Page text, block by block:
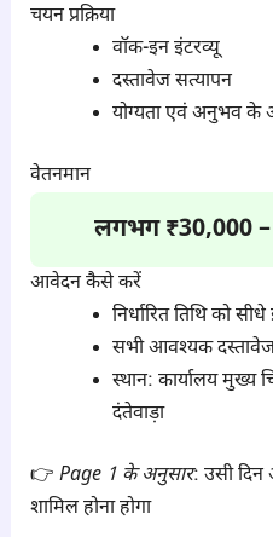
चयन प्रक्रिया
वॉक-इन इंटरव्यू
दस्तावेज सत्यापन
योग्यता एवं अनुभव के
वेतनमान
लगभग ₹30,000 –
आवेदन कैसे करें
निर्धारित तिथि को
सभी आवश्यक
स्थान: कार्यालय मुख्य
दंतेवाड़ा
👉 Page 1 के अनुसार: उसी
शामिल होना होगा